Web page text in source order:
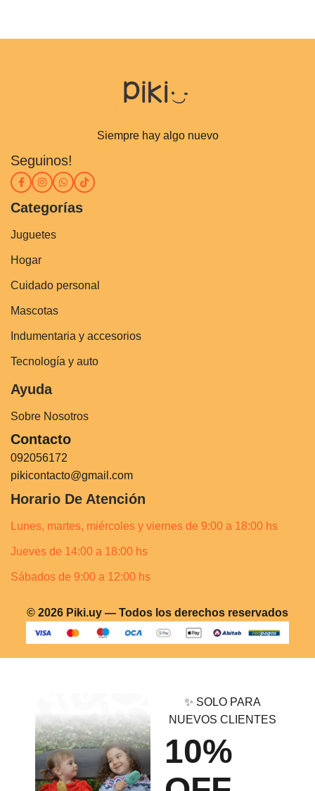
Siempre hay algo nuevo
Seguinos!
Categorías
Juguetes
Hogar
Cuidado personal
Mascotas
Indumentaria y accesorios
Tecnología y auto
Ayuda
Sobre Nosotros
Contacto
092056172
pikicontacto@gmail.com
Horario De Atención
Lunes, martes, miércoles y viernes de 9:00 a 18:00 hs
Jueves de 14:00 a 18:00 hs
Sábados de 9:00 a 12:00 hs
© 2026 Piki.uy — Todos los derechos reservados
✨ SOLO PARA
NUEVOS CLIENTES
10%